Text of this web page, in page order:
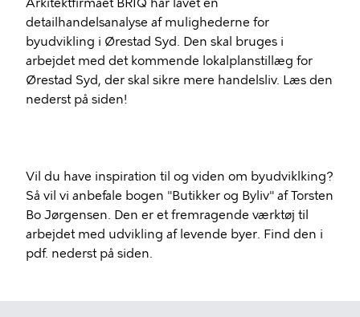
Arkitektfirmaet BRIQ har lavet en
detailhandelsanalyse af mulighederne for
byudvikling i Ørestad Syd. Den skal bruges i
arbejdet med det kommende lokalplanstillæg for
Ørestad Syd, der skal sikre mere handelsliv. Læs den
nederst på siden!
Vil du have inspiration til og viden om byudviklking?
Så vil vi anbefale bogen "Butikker og Byliv" af Torsten
Bo Jørgensen. Den er et fremragende værktøj til
arbejdet med udvikling af levende byer. Find den i
pdf. nederst på siden.